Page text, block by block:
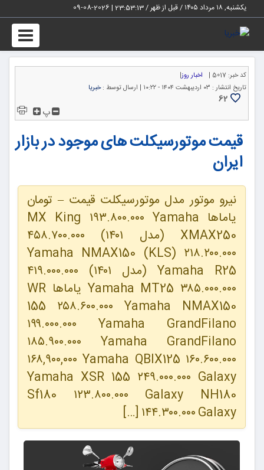
یکشنبه, ۱۸ مرداد ۱۴۰۵ / قبل از ظهر / 23:53:14
|
2026-08-09
کد خبر: 5017 | اخبار روز|
تاریخ انتشار : ۰۳ اردیبهشت ۱۴۰۴ - ۱۰:۲۲ | ارسال توسط :خبریا
62
پ
قیمت موتورسیکلت های موجود در بازار
ایران
نیرو موتور مدل موتورسیکلت قیمت – تومان
یاماها MX King ۱۹۳.۸۰۰.۰۰۰ Yamaha
XMAX250 (مدل ۱۴۰۱) ۴۵۸.۷۰۰.۰۰۰
Yamaha NMAX150 (KLS) ۲۱۸.۲۰۰.۰۰۰
Yamaha R25 (مدل ۱۴۰۱) ۴۱۹.۰۰۰.۰۰۰
Yamaha MT25 ۳۸۵.۰۰۰.۰۰۰ یاماها WR
155 ۲۵۸.۶۰۰.۰۰۰ Yamaha NMAX150
۱۹۹.۰۰۰.۰۰۰ Yamaha GrandFilano
۱۸۵.۹۰۰.۰۰۰ Yamaha GrandFilano
۱۶۸,۹۰۰,۰۰۰ Yamaha QBIX125 ۱۶۰.۶۰۰.۰۰۰
Yamaha XSR 155 ۲۴۹.۰۰۰.۰۰۰ Galaxy
Sf180 ۱۲۳.۸۰۰.۰۰۰ Galaxy NH180
۱۴۴.۳۰۰.۰۰۰ Galaxy […]